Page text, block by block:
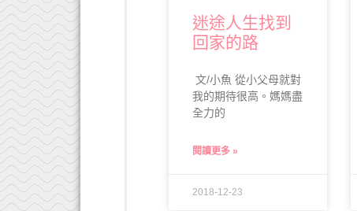
迷途人生找到
回家的路
文/小魚 從小父母就對
我的期待很高。媽媽盡
全力的
閱讀更多 »
2018-12-23